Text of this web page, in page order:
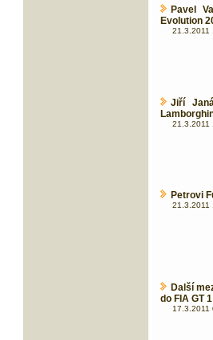
Pavel
Evolution
21.3.2011
Jiří
21.3.2011
Petrovi
21.3.2011
Další
do FIA GT
17.3.2011